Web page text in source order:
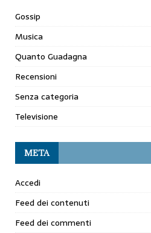
Gossip
Musica
Quanto Guadagna
Recensioni
Senza categoria
Televisione
META
Accedi
Feed dei contenuti
Feed dei commenti